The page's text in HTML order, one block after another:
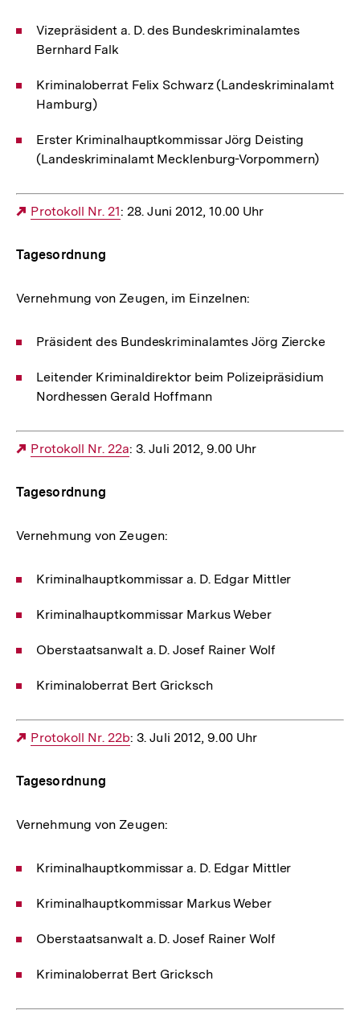
Vizepräsident a. D. des Bundeskriminalamtes
Bernhard Falk
Kriminaloberrat Felix Schwarz (Landeskriminalamt
Hamburg)
Erster Kriminalhauptkommissar Jörg Deisting
(Landeskriminalamt Mecklenburg-Vorpommern)
Externer
Protokoll Nr. 21: 28. Juni 2012, 10.00 Uhr
Tagesordnung
Vernehmung von Zeugen, im Einzelnen:
Präsident des Bundeskriminalamtes Jörg Ziercke
Leitender Kriminaldirektor beim Polizeipräsidium
Nordhessen Gerald Hoffmann
Externer
Protokoll Nr. 22a: 3. Juli 2012, 9.00 Uhr
Tagesordnung
Vernehmung von Zeugen:
Kriminalhauptkommissar a. D. Edgar Mittler
Kriminalhauptkommissar Markus Weber
Oberstaatsanwalt a. D. Josef Rainer Wolf
Kriminaloberrat Bert Gricksch
Externer
Protokoll Nr. 22b: 3. Juli 2012, 9.00 Uhr
Tagesordnung
Vernehmung von Zeugen:
Kriminalhauptkommissar a. D. Edgar Mittler
Kriminalhauptkommissar Markus Weber
Oberstaatsanwalt a. D. Josef Rainer Wolf
Kriminaloberrat Bert Gricksch